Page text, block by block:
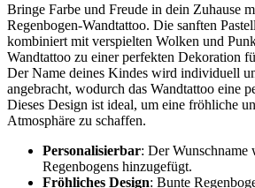
Bringe Farbe und Freude in dein Zuhause
Regenbogen-Wandtattoo. Die sanften
kombiniert mit verspielten Wolken und
Wandtattoo zu einer perfekten Dekoration
Der Name deines Kindes wird individuell
angebracht, wodurch das Wandtattoo eine
Dieses Design ist ideal, um eine fröhliche
Atmosphäre zu schaffen.
Personalisierbar: Der Wunschname
Regenbogens hinzugefügt.
Fröhliches Design: Bunte